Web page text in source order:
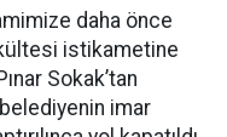
daha önce
istikametine
Sokak’tan
imar